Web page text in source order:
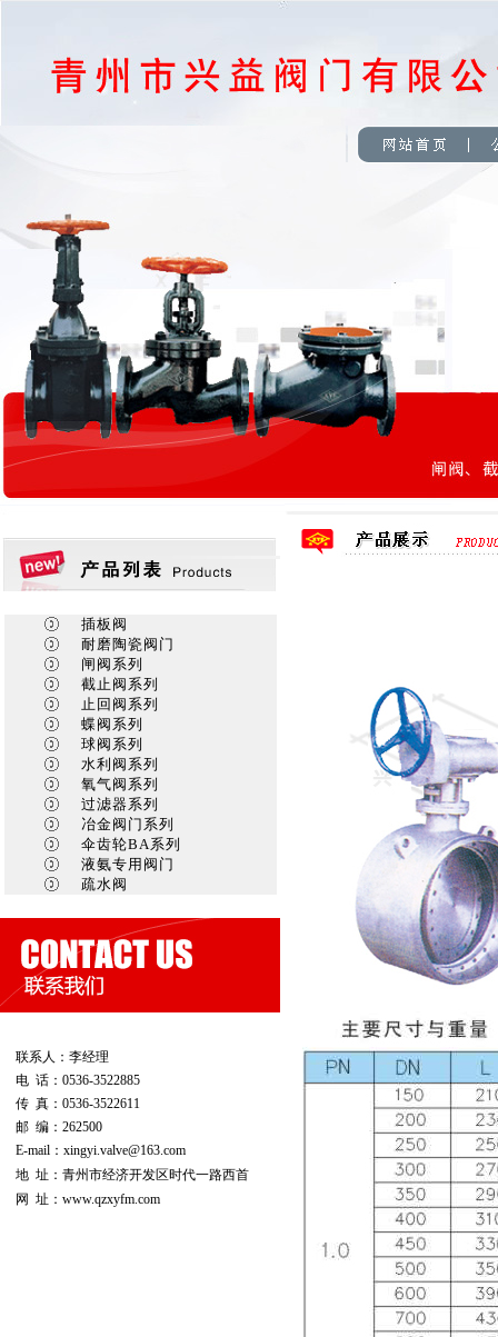
插板阀
耐磨陶瓷阀门
闸阀系列
截止阀系列
止回阀系列
蝶阀系列
球阀系列
水利阀系列
氧气阀系列
过滤器系列
冶金阀门系列
伞齿轮BA系列
液氨专用阀门
疏水阀
联系人：李经理
电 话：0536-3522885
传 真：0536-3522611
邮 编：262500
E-mail：xingyi.valve@163.com
地 址：青州市经济开发区时代一路西首
网 址： www.qzxyfm.com